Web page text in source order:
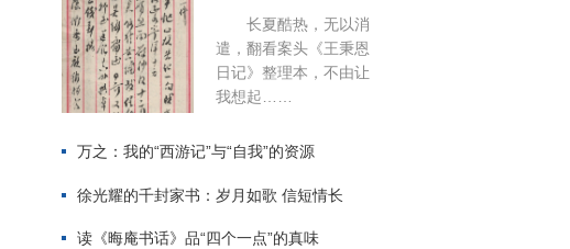
长夏酷热，无以消
遣，翻看案头《王秉恩
日记》整理本，不由让
我想起……
万之：我的“西游记”与“自我”的资源
徐光耀的千封家书：岁月如歌 信短情长
读《晦庵书话》品“四个一点”的真味